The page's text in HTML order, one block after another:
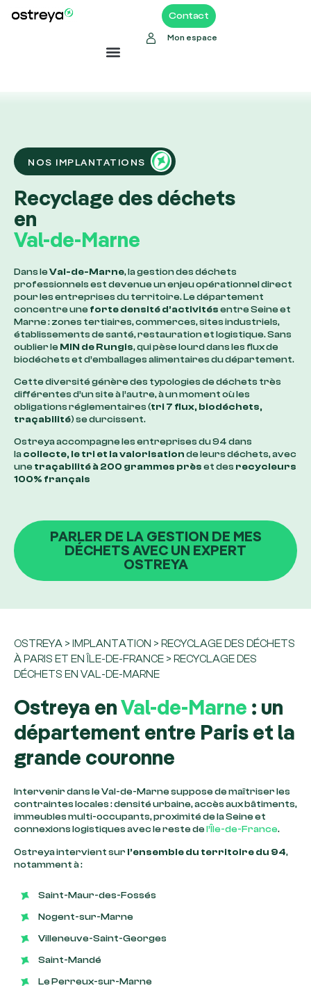
Contact
Mon espace
NOS IMPLANTATIONS
Recyclage des déchets
en
Val-de-Marne
Dans leVal-de-Marne, la gestion des déchets
professionnels est devenue un enjeu opérationnel direct
pour les entreprises du territoire. Le département
concentre une forte densité d’activitésentre Seine et
Marne : zones tertiaires, commerces, sites industriels,
établissements de santé, restauration et logistique. Sans
oublier le MIN de Rungis, qui pèse lourd dans les flux de
biodéchets et d’emballages alimentaires du département.
Cette diversité génère des typologies de déchets très
différentes d’un site à l’autre, à un moment où les
obligations réglementaires (tri 7 flux, biodéchets,
traçabilité) se durcissent.
Ostreya accompagne les entreprises du 94 dans
lacollecte, le tri et la valorisationde leurs déchets, avec
une traçabilité à 200 grammes prèset des recycleurs
100% français
PARLER DE LA GESTION DE MES
DÉCHETS AVEC UN EXPERT
OSTREYA
OSTREYA > IMPLANTATION > RECYCLAGE DES DÉCHETS
À PARIS ET EN ÎLE-DE-FRANCE > RECYCLAGE DES
DÉCHETS EN VAL-DE-MARNE
Ostreya en Val-de-Marne : un
département entre Paris et la
grande couronne
Intervenir dans le Val-de-Marne suppose de maîtriser les
contraintes locales : densité urbaine, accès aux bâtiments,
immeubles multi-occupants, proximité de la Seine et
connexions logistiques avec le reste del’Île-de-France.
Ostreya intervient surl’ensemble du territoire du 94,
notamment à :
Saint-Maur-des-Fossés
Nogent-sur-Marne
Villeneuve-Saint-Georges
Saint-Mandé
Le Perreux-sur-Marne